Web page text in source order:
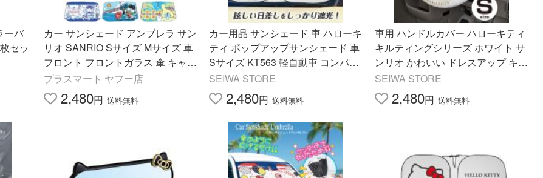
バ
セッ
カー サンシェード アンブレラ サン
リオ SANRIO Sサイズ Mサイズ 車
フロント フロントガラス 傘 キャラ
クター かわいい おしゃれ 日よけ
可愛い 折りたたみ
プラスマート ヤフー店
2,480円 送料無料
カー用品 サンシェード 車 ハローキ
ティ ポップアップサンシェード 車
Sサイズ KT563 軽自動車 コンパク
トカー 130cmx60cm セイワ(SEIW
A)
SEIWA STORE
2,480円 送料無料
車用 ハンドルカバー ハローキティ
キルティングシリーズ ホワイト サ
ンリオ かわいい ドレスアップ キャ
ラクター KT489 カー用品 セイワ(S
EIWA)
SEIWA STORE
2,480円 送料無料